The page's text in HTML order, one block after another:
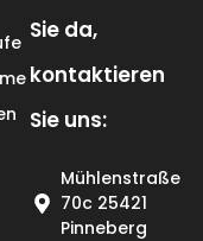
Sie da,
kontaktieren
Sie uns:
Mühlenstraße
70c 25421
Pinneberg